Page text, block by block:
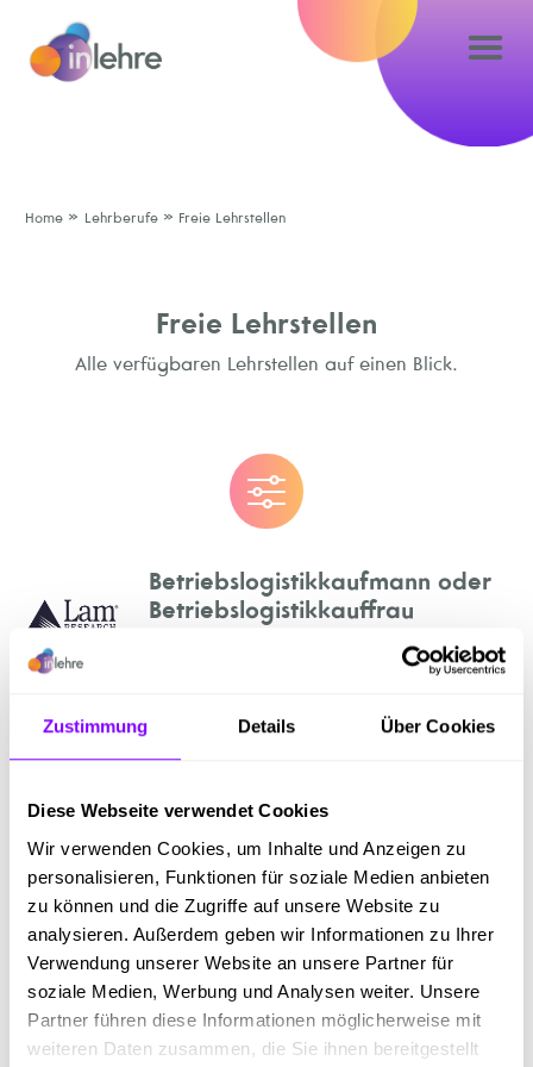
Zustimmung Details Über Cookies
Diese Webseite verwendet Cookies
Wir verwenden Cookies, um Inhalte und Anzeigen zu
personalisieren, Funktionen für soziale Medien anbieten
zu können und die Zugriffe auf unsere Website zu
analysieren. Außerdem geben wir Informationen zu Ihrer
Verwendung unserer Website an unsere Partner für
soziale Medien, Werbung und Analysen weiter. Unsere
Partner führen diese Informationen möglicherweise mit
weiteren Daten zusammen, die Sie ihnen bereitgestellt
Home » Lehrberufe » Freie Lehrstellen
Freie Lehrstellen
Alle verfügbaren Lehrstellen auf einen Blick.
Betriebslogistikkaufmann oder
Betriebslogistikkauffrau
Lam Research AG
Anzeigen
Betriebslogistikkaufmann oder